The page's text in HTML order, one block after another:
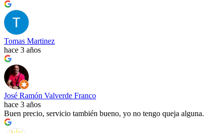
Tomas Martinez
hace 3 años
José Ramón Valverde Franco
hace 3 años
Buen precio, servicio también bueno, yo no tengo queja alguna.